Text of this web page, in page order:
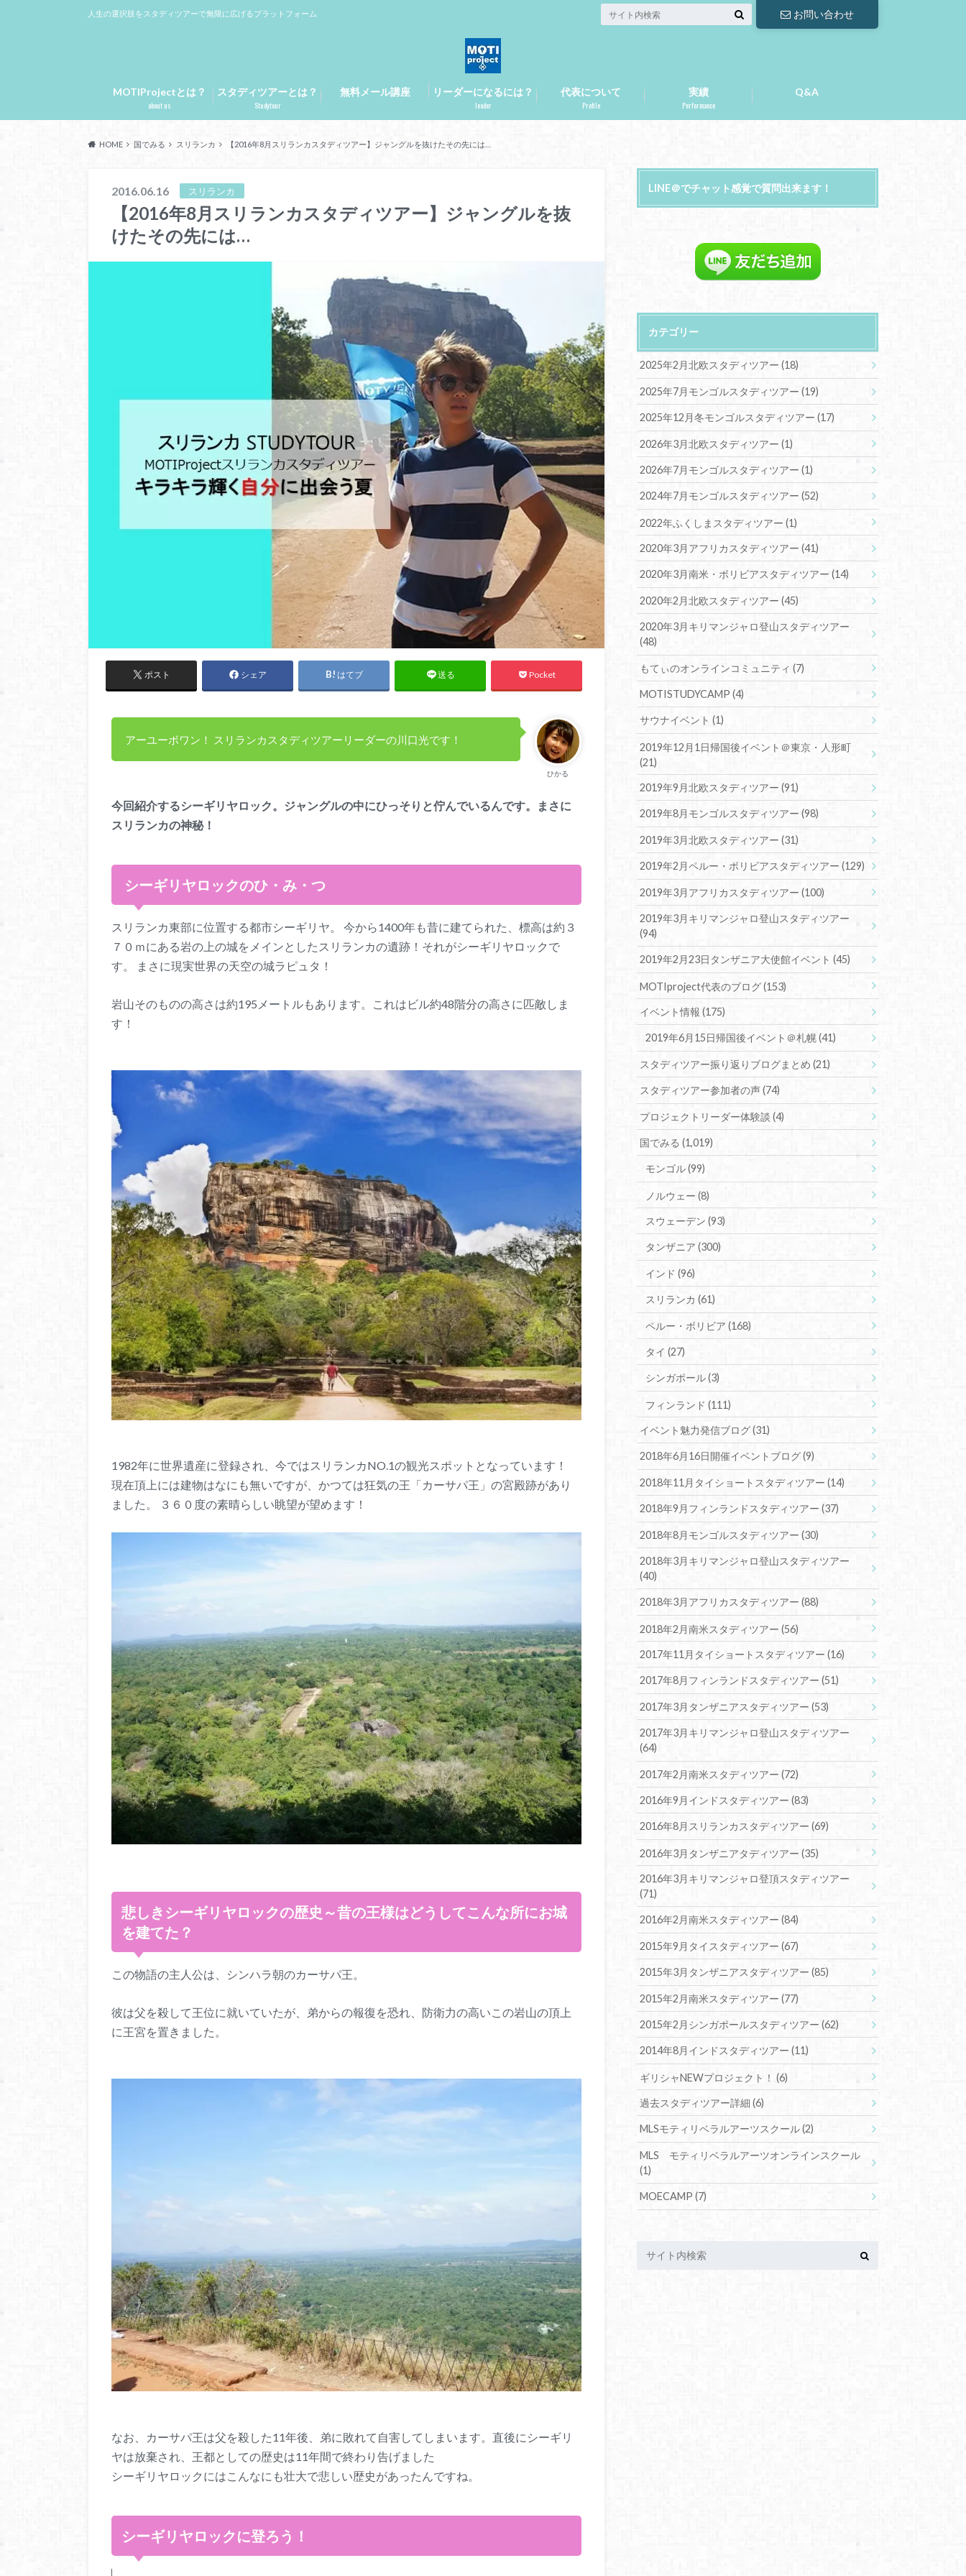
人生の選択肢をスタディツアーで無限に広げるプラットフォーム お問い合わせ
MOTIProjectとは？
about us
スタディツアーとは？
Studytour
無料メール講座 リーダーになるには？
leader
代表について
Profile
実績
Performance
Q&A
HOME 国でみる スリランカ 【2016年8月スリランカスタディツアー】ジャングルを抜けたその先には…
2016.06.16 スリランカ
【2016年8月スリランカスタディツアー】ジャングルを抜
けたその先には…
ポスト シェア はてブ 送る Pocket
ひかる
アーユーボワン！ スリランカスタディツアーリーダーの川口光です！
今回紹介するシーギリヤロック。ジャングルの中にひっそりと佇んでいるんです。まさに
スリランカの神秘！
シーギリヤロックのひ・み・つ
スリランカ東部に位置する都市シーギリヤ。 今から1400年も昔に建てられた、標高は約３
７０ｍにある岩の上の城をメインとしたスリランカの遺跡！それがシーギリヤロックで
す。 まさに現実世界の天空の城ラピュタ！
岩山そのものの高さは約195メートルもあります。これはビル約48階分の高さに匹敵しま
す！
1982年に世界遺産に登録され、今ではスリランカNO.1の観光スポットとなっています！
現在頂上には建物はなにも無いですが、かつては狂気の王「カーサパ王」の宮殿跡があり
ました。 ３６０度の素晴らしい眺望が望めます！
悲しきシーギリヤロックの歴史～昔の王様はどうしてこんな所にお城
を建てた？
この物語の主人公は、シンハラ朝のカーサパ王。
彼は父を殺して王位に就いていたが、弟からの報復を恐れ、防衛力の高いこの岩山の頂上
に王宮を置きました。
なお、カーサパ王は父を殺した11年後、弟に敗れて自害してしまいます。直後にシーギリ
ヤは放棄され、王都としての歴史は11年間で終わり告げました
シーギリヤロックにはこんなにも壮大で悲しい歴史があったんですね。
シーギリヤロックに登ろう！
LINE＠でチャット感覚で質問出来ます！
カテゴリー
2025年2月北欧スタディツアー(18)
2025年7月モンゴルスタディツアー(19)
2025年12月冬モンゴルスタディツアー(17)
2026年3月北欧スタディツアー(1)
2026年7月モンゴルスタディツアー(1)
2024年7月モンゴルスタディツアー(52)
2022年ふくしまスタディツアー(1)
2020年3月アフリカスタディツアー(41)
2020年3月南米・ボリビアスタディツアー(14)
2020年2月北欧スタディツアー(45)
2020年3月キリマンジャロ登山スタディツアー
(48)
もてぃのオンラインコミュニティ(7)
MOTISTUDYCAMP(4)
サウナイベント(1)
2019年12月1日帰国後イベント＠東京・人形町
(21)
2019年9月北欧スタディツアー(91)
2019年8月モンゴルスタディツアー(98)
2019年3月北欧スタディツアー(31)
2019年2月ペルー・ボリビアスタディツアー(129)
2019年3月アフリカスタディツアー(100)
2019年3月キリマンジャロ登山スタディツアー
(94)
2019年2月23日タンザニア大使館イベント(45)
MOTIproject代表のブログ(153)
イベント情報(175)
2019年6月15日帰国後イベント＠札幌(41)
スタディツアー振り返りブログまとめ(21)
スタディツアー参加者の声(74)
プロジェクトリーダー体験談(4)
国でみる(1,019)
モンゴル(99)
ノルウェー (8)
スウェーデン (93)
タンザニア (300)
インド (96)
スリランカ (61)
ペルー・ボリビア (168)
タイ (27)
シンガポール(3)
フィンランド (111)
イベント魅力発信ブログ(31)
2018年6月16日開催イベントブログ(9)
2018年11月タイショートスタディツアー(14)
2018年9月フィンランドスタディツアー(37)
2018年8月モンゴルスタディツアー(30)
2018年3月キリマンジャロ登山スタディツアー
(40)
2018年3月アフリカスタディツアー(88)
2018年2月南米スタディツアー(56)
2017年11月タイショートスタディツアー(16)
2017年8月フィンランドスタディツアー(51)
2017年3月タンザニアスタディツアー(53)
2017年3月キリマンジャロ登山スタディツアー
(64)
2017年2月南米スタディツアー(72)
2016年9月インドスタディツアー(83)
2016年8月スリランカスタディツアー(69)
2016年3月タンザニアタディツアー(35)
2016年3月キリマンジャロ登頂スタディツアー
(71)
2016年2月南米スタディツアー(84)
2015年9月タイスタディツアー(67)
2015年3月タンザニアスタディツアー(85)
2015年2月南米スタディツアー(77)
2015年2月シンガポールスタディツアー(62)
2014年8月インドスタディツアー(11)
ギリシャNEWプロジェクト！(6)
過去スタディツアー詳細(6)
MLSモティリベラルアーツスクール(2)
MLS モティリベラルアーツオンラインスクール
(1)
MOECAMP(7)